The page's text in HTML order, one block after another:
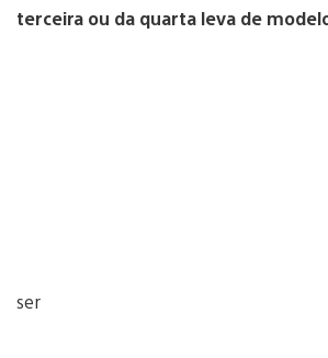
terceira ou da quarta leva de
ser